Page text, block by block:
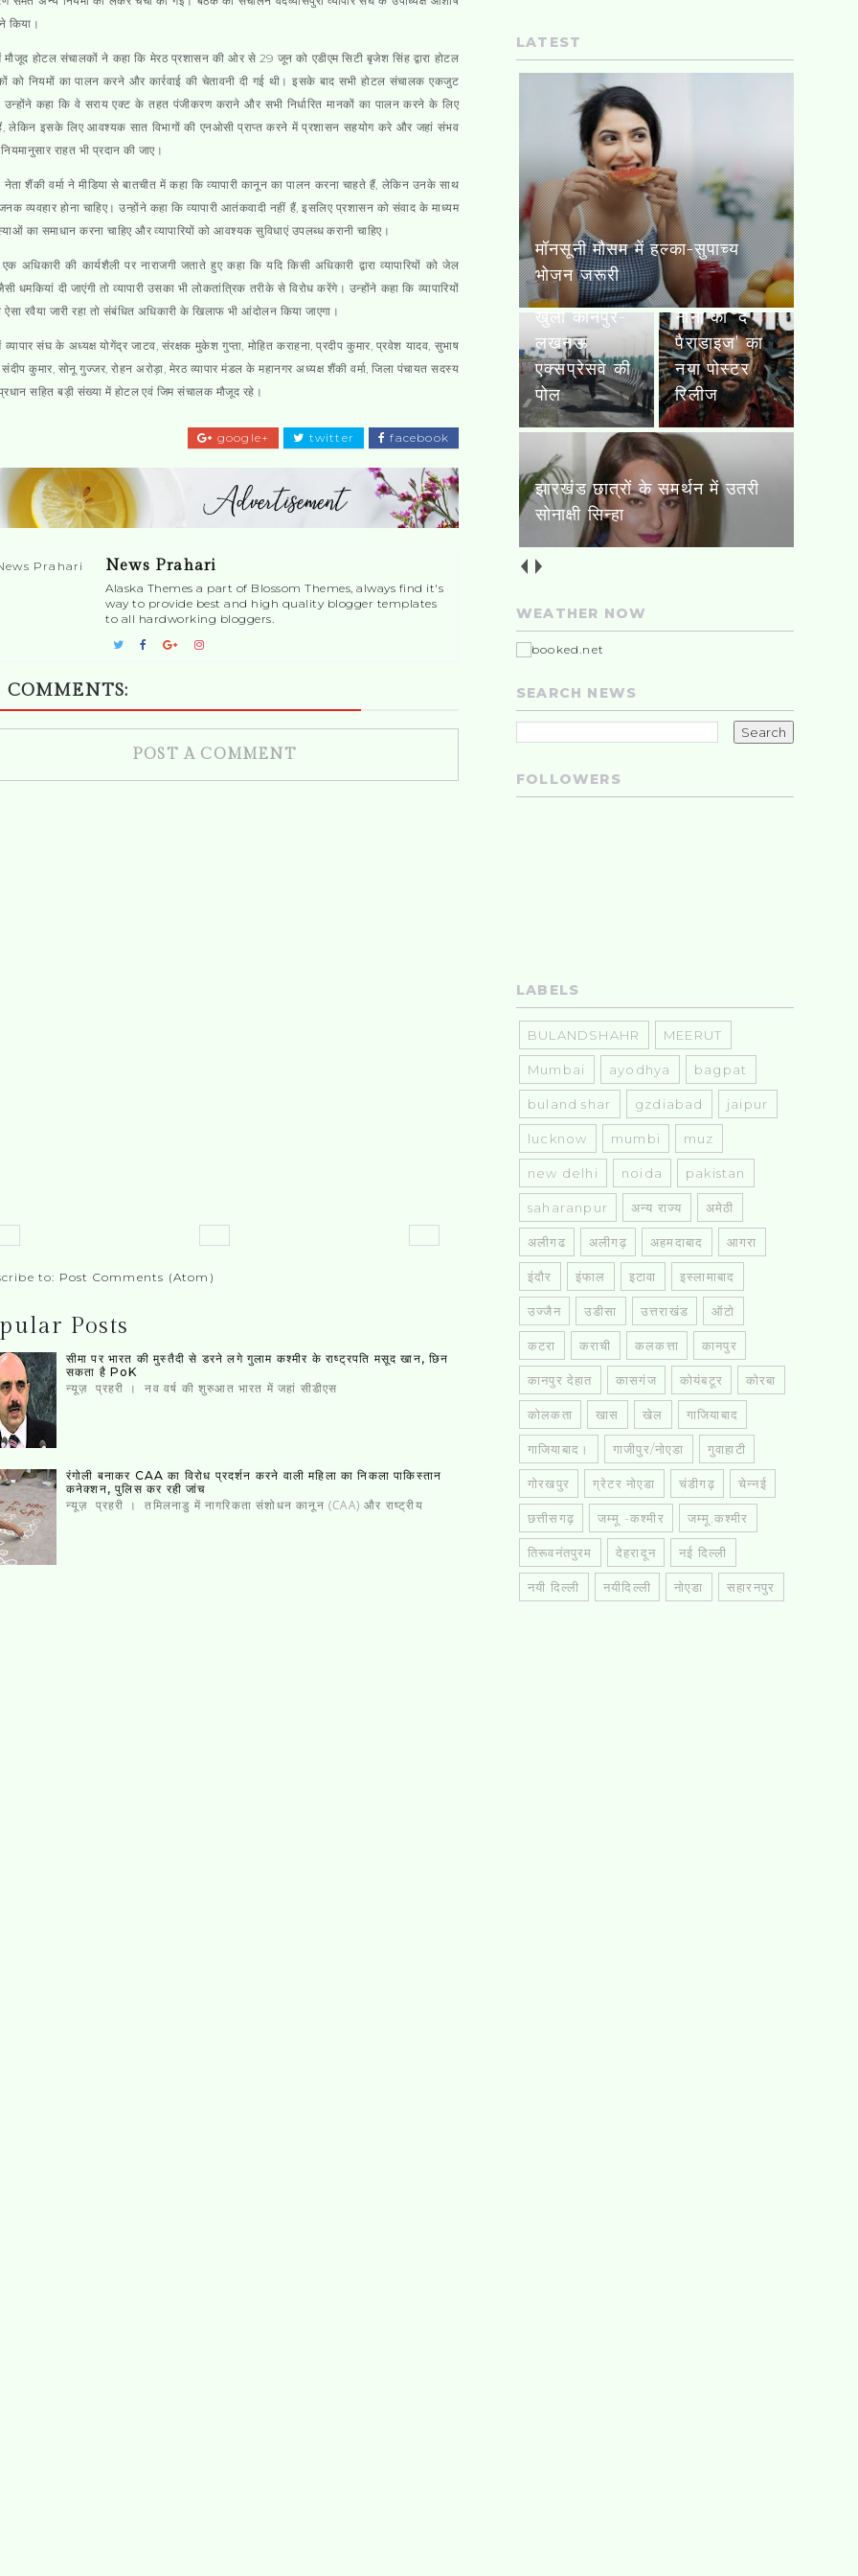
किया।
होटल संचालकों ने कहा कि मेरठ प्रशासन की ओर से 29 जून को एडीएम सिटी बृजेश सिंह द्वारा होटल
को नियमों का पालन करने और कार्रवाई की चेतावनी दी गई थी। इसके बाद सभी होटल संचालक एकजुट
कहा कि वे सराय एक्ट के तहत पंजीकरण कराने और सभी निर्धारित मानकों का पालन करने के लिए
लेकिन इसके लिए आवश्यक सात विभागों की एनओसी प्राप्त करने में प्रशासन सहयोग करे और जहां संभव
नियमानुसार राहत भी प्रदान की जाए।
नेता शैंकी वर्मा ने मीडिया से बातचीत में कहा कि व्यापारी कानून का पालन करना चाहते हैं, लेकिन उनके साथ
व्यवहार होना चाहिए। उन्होंने कहा कि व्यापारी आतंकवादी नहीं हैं, इसलिए प्रशासन को संवाद के माध्यम
का समाधान करना चाहिए और व्यापारियों को आवश्यक सुविधाएं उपलब्ध करानी चाहिए।
अधिकारी की कार्यशैली पर नाराजगी जताते हुए कहा कि यदि किसी अधिकारी द्वारा व्यापारियों को जेल
धमकियां दी जाएंगी तो व्यापारी उसका भी लोकतांत्रिक तरीके से विरोध करेंगे। उन्होंने कहा कि व्यापारियों
रवैया जारी रहा तो संबंधित अधिकारी के खिलाफ भी आंदोलन किया जाएगा।
संघ के अध्यक्ष योगेंद्र जाटव, संरक्षक मुकेश गुप्ता, मोहित कराहना, प्रदीप कुमार, प्रवेश यादव, सुभाष
कुमार, सोनू गुज्जर, रोहन अरोड़ा, मेरठ व्यापार मंडल के महानगर अध्यक्ष शैंकी वर्मा, जिला पंचायत सदस्य
सहित बड़ी संख्या में होटल एवं जिम संचालक मौजूद रहे।
facebook
twitter
google+
News Prahari
Alaska Themes a part of Blossom Themes, always find it's
way to provide best and high quality blogger templates
to all hardworking bloggers.
COMMENTS:
POST A COMMENT
to: Post Comments (Atom)
Posts
सीमा पर भारत की मुस्‍तैदी से डरने लगे गुलाम कश्‍मीर के राष्‍ट्रपति मसूद खान, छिन
सकता है PoK
न्यूज़ प्रहरी । नव वर्ष की शुरुआत भारत में जहां सीडीएस
रंगोली बनाकर CAA का विरोध प्रदर्शन करने वाली महिला का निकला पाकिस्‍तान
कनेक्‍शन, पुलिस कर रही जांच
न्यूज़ प्रहरी । तमिलनाडु में नागरिकता संशोधन कानून (CAA) और राष्ट्रीय
LATEST
मॉनसूनी मौसम में हल्का-सुपाच्य
भोजन जरूरी
17 दिन में ही
खुली कानपुर-
लखनऊ
एक्सप्रेसवे की
पोल
नानी की 'द
पैराडाइज' का
नया पोस्टर
रिलीज
झारखंड छात्रों के समर्थन में उतरी
सोनाक्षी सिन्हा
WEATHER NOW
SEARCH NEWS
FOLLOWERS
LABELS
BULANDSHAHR MEERUT
Mumbai ayodhya bagpat
buland shar gzdiabad jaipur
lucknow mumbi muz
new delhi noida pakistan
saharanpur अन्य राज्य अमेठी
अलीगढ अलीगढ़ अहमदाबाद आगरा
इंदौर इंफाल इटावा इस्लामाबाद
उज्जैन उडीसा उत्तराखंड ऑटो
कटरा कराची कलकत्ता कानपुर
कानपुर देहात कासगंज कोयंबटूर कोरबा
कोलकता खास खेल गाजियाबाद
गाजियाबाद। गाजीपुर/नोएडा गुवाहाटी
गोरखपुर ग्रेटर नोएडा चंडीगढ़ चेन्नई
छत्तीसगढ़ जम्मू -कश्मीर जम्मू.कश्मीर
तिरूवनंतपुरम देहरादून नई दिल्ली
नयी दिल्ली नयीदिल्ली नोएडा सहारनपुर